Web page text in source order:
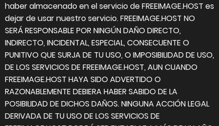
haber almacenado en el servicio de FREEIMAGE.HOST es
dejar de usar nuestro servicio. FREEIMAGE.HOST NO
SERÁ RESPONSABLE POR NINGÚN DAÑO DIRECTO,
INDIRECTO, INCIDENTAL, ESPECIAL, CONSECUENTE O
PUNITIVO QUE SURJA DE TU USO, O IMPOSIBILIDAD DE USO,
DE LOS SERVICIOS DE FREEIMAGE.HOST, AUN CUANDO
FREEIMAGE.HOST HAYA SIDO ADVERTIDO O
RAZONABLEMENTE DEBIERA HABER SABIDO DE LA
POSIBILIDAD DE DICHOS DAÑOS. NINGUNA ACCIÓN LEGAL
DERIVADA DE TU USO DE LOS SERVICIOS DE